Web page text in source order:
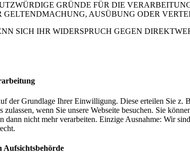
GRÜNDE FÜR DIE
AUSÜBUNG ODER
SICH IHR WIDERSPRUCH GEGEN
der Grundlage Ihrer Einwilligung. Diese erteilen Sie z.
zulassen, wenn Sie unsere Webseite besuchen. Sie
nicht mehr verarbeiten. Einzige Ausnahme: Wir
Aufsichtsbehörde